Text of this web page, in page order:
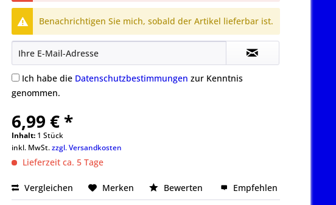
Benachrichtigen Sie mich, sobald der Artikel lieferbar ist.
Ich habe die Datenschutzbestimmungen zur Kenntnis
genommen.
6,99 € *
Inhalt: 1 Stück
inkl. MwSt.zzgl. Versandkosten
Lieferzeit ca. 5 Tage
Vergleichen Merken Bewerten Empfehlen